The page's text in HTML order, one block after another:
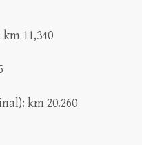
11,340
km 20.260